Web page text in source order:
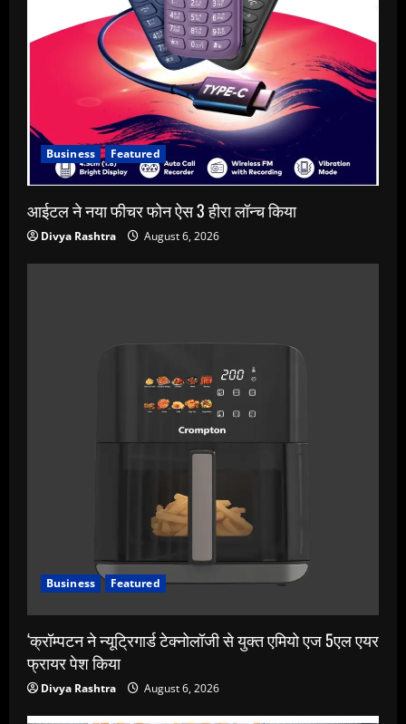
Business Featured
आईटल ने नया फीचर फोन ऐस 3 हीरा लॉन्च किया
Divya Rashtra August 6, 2026
Business Featured
‘क्रॉम्पटन ने न्यूट्रिगार्ड टेक्नोलॉजी से युक्त एमियो एज 5एल एयर
फ्रायर पेश किया
Divya Rashtra August 6, 2026